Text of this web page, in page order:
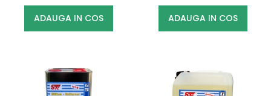
ADAUGA IN COS ADAUGA IN COS